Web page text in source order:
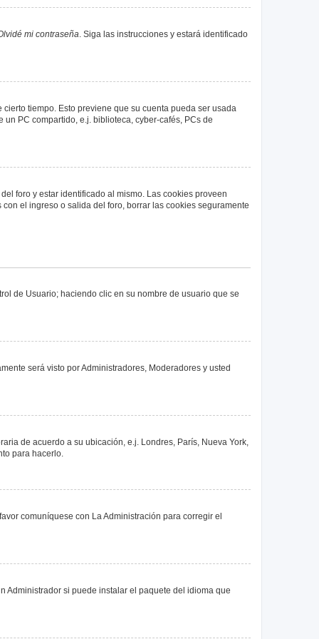
mi contraseña. Siga las instrucciones y estará identificado
tiempo. Esto previene que su cuenta pueda ser usada
PC compartido, e.j. biblioteca, cyber-cafés, PCs de
foro y estar identificado al mismo. Las cookies proveen
el ingreso o salida del foro, borrar las cookies seguramente
de Usuario; haciendo clic en su nombre de usuario que se
será visto por Administradores, Moderadores y usted
de acuerdo a su ubicación, e.j. Londres, París, Nueva York,
para hacerlo.
comuníquese con La Administración para corregir el
Administrador si puede instalar el paquete del idioma que